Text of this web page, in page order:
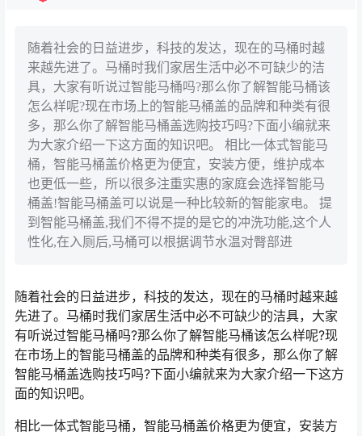
随着社会的日益进步，科技的发达，现在的马桶时越
来越先进了。马桶时我们家居生活中必不可缺少的洁
具，大家有听说过智能马桶吗?那么你了解智能马桶该
怎么样呢?现在市场上的智能马桶盖的品牌和种类有很
多，那么你了解智能马桶盖选购技巧吗?下面小编就来
为大家介绍一下这方面的知识吧。 相比一体式智能马
桶，智能马桶盖价格更为便宜，安装方便，维护成本
也更低一些，所以很多注重实惠的家庭会选择智能马
桶盖!智能马桶盖可以说是一种比较新的智能家电。 提
到智能马桶盖,我们不得不提的是它的冲洗功能,这个人
性化,在入厕后,马桶可以根据调节水温对臀部进
随着社会的日益进步，科技的发达，现在的马桶时越来越
先进了。马桶时我们家居生活中必不可缺少的洁具，大家
有听说过智能马桶吗?那么你了解智能马桶该怎么样呢?现
在市场上的智能马桶盖的品牌和种类有很多，那么你了解
智能马桶盖选购技巧吗?下面小编就来为大家介绍一下这方
面的知识吧。
相比一体式智能马桶，智能马桶盖价格更为便宜，安装方